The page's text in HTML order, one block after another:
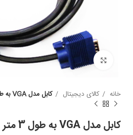
بزرگنمایی
خانه کالای دیجیتال کابل مدل VGA به طول 3 متر
کابل مدل VGA به طول 3 متر